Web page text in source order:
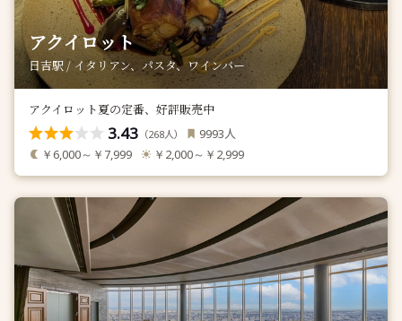
アクイロット
日吉駅 / イタリアン、パスタ、ワインバー
アクイロット夏の定番、好評販売中
3.43 （268人） 9993人
￥6,000～￥7,999 ￥2,000～￥2,999